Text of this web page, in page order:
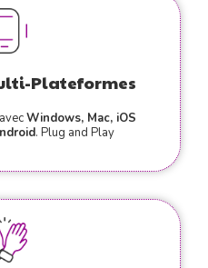
Plateformes
Windows, Mac, iOS
. Plug and Play